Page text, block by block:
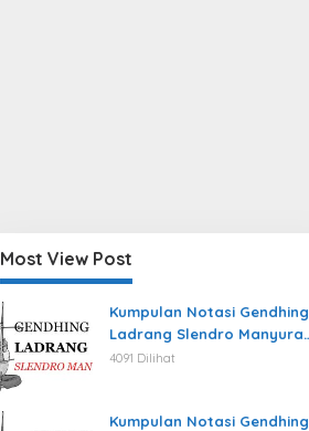
Most View Post
Kumpulan Notasi Gendhing
Ladrang Slendro Manyura
Terlengkap
4091 Dilihat
Kumpulan Notasi Gendhing